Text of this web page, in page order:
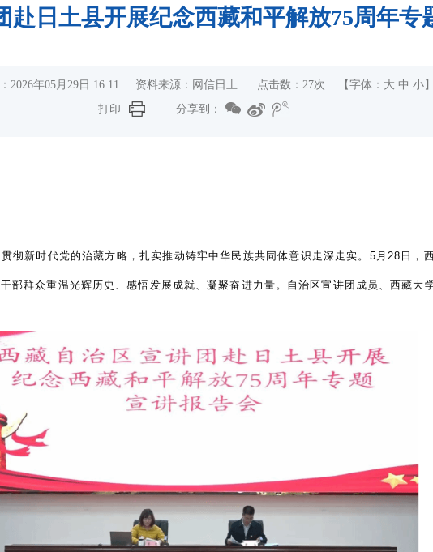
赴日土县开展纪念西藏和平解放75周年专
2026年05月29日 16:11 资料来源：网信日土 点击数： 27次 【字体： 大 中 小 】
打印
分享到：
彻新时代党的治藏方略，扎实推动铸牢中华民族共同体意识走深走实。5月28日，
部群众重温光辉历史、感悟发展成就、凝聚奋进力量。自治区宣讲团成员、西藏大